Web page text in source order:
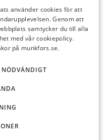
använder cookies för att
Genom att
samtycker du till alla
med vår cookiepolicy.
på munkfors.se.